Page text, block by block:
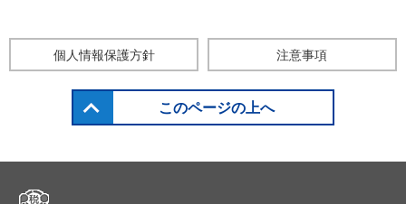
個人情報保護方針 注意事項
このページの上へ